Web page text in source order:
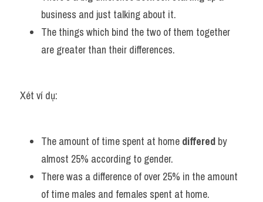
business and just talking about it.
The things which bind the two of them together
are greater than their differences.
Xét ví dụ:
The amount of time spent at home differed by
almost 25% according to gender.
There was a difference of over 25% in the amount
of time males and females spent at home.